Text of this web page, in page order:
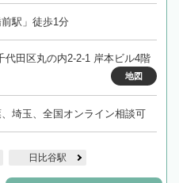
駅」徒歩1分
代田区丸の内2-2-1 岸本ビル4階
地図
埼玉、全国オンライン相談可
日比谷駅